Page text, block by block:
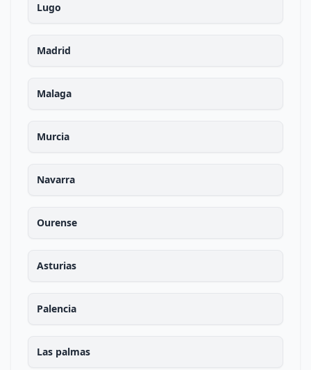
Lugo
Madrid
Malaga
Murcia
Navarra
Ourense
Asturias
Palencia
Las palmas